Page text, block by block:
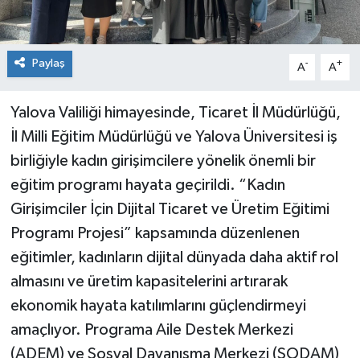
Paylaş A- A+
Yalova Valiliği himayesinde, Ticaret İl Müdürlüğü,
İl Milli Eğitim Müdürlüğü ve Yalova Üniversitesi iş
birliğiyle kadın girişimcilere yönelik önemli bir
eğitim programı hayata geçirildi. “Kadın
Girişimciler İçin Dijital Ticaret ve Üretim Eğitimi
Programı Projesi” kapsamında düzenlenen
eğitimler, kadınların dijital dünyada daha aktif rol
almasını ve üretim kapasitelerini artırarak
ekonomik hayata katılımlarını güçlendirmeyi
amaçlıyor. Programa Aile Destek Merkezi
(ADEM) ve Sosyal Dayanışma Merkezi (SODAM)